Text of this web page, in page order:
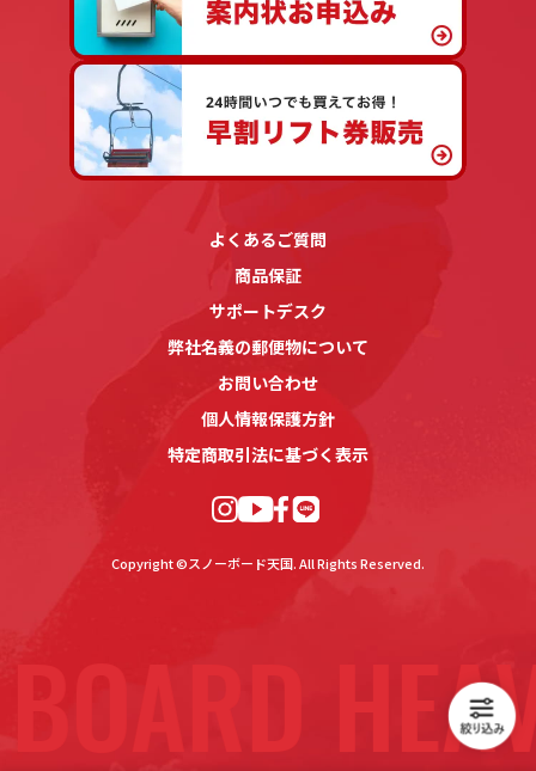
よくあるご質問
商品保証
サポートデスク
弊社名義の郵便物について
お問い合わせ
個人情報保護方針
特定商取引法に基づく表示
Copyright ©スノーボード天国. All Rights Reserved.